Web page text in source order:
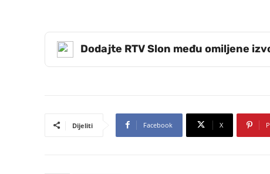
Dodajte RTV Slon među omiljene
Dijeliti Facebook X